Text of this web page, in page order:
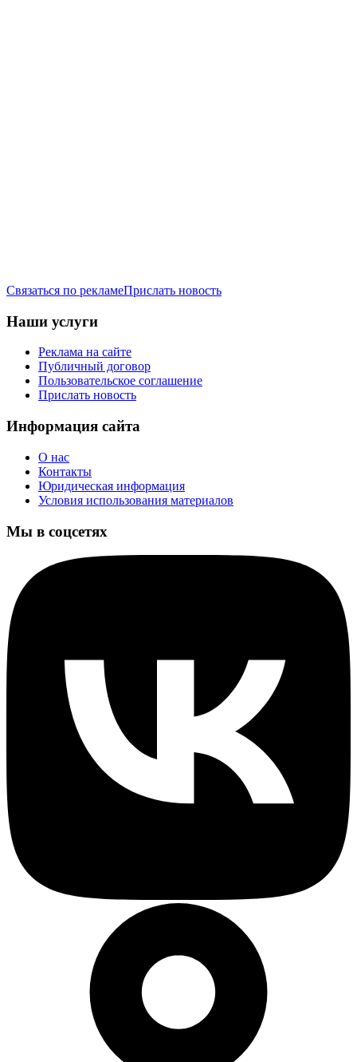
Связаться по рекламеПрислать новость
Наши услуги
Реклама на сайте
Публичный договор
Пользовательское соглашение
Прислать новость
Информация сайта
О нас
Контакты
Юридическая информация
Условия использования материалов
Мы в соцсетях